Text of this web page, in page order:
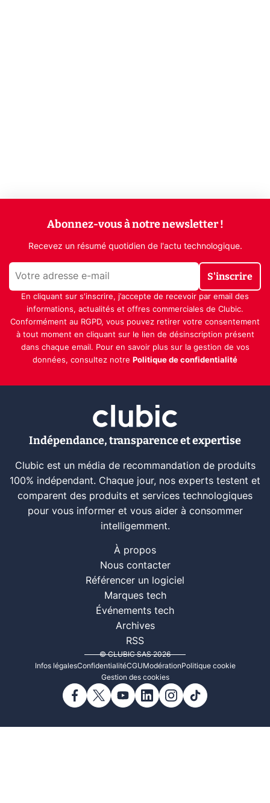
Abonnez-vous à notre newsletter !
Recevez un résumé quotidien de l'actu technologique.
S'inscrire
En cliquant sur s'inscrire, j’accepte de recevoir par email des
informations, actualités et offres commerciales de Clubic.
Conformément au RGPD, vous pouvez retirer votre consentement
à tout moment en cliquant sur le lien de désinscription présent
dans chaque email. Pour en savoir plus sur la gestion de vos
données, consultez notre Politique de confidentialité
Indépendance, transparence et expertise
Clubic est un média de recommandation de produits
100% indépendant. Chaque jour, nos experts testent et
comparent des produits et services technologiques
pour vous informer et vous aider à consommer
intelligemment.
À propos
Nous contacter
Référencer un logiciel
Marques tech
Événements tech
Archives
RSS
© CLUBIC SAS 2026
Infos légalesConfidentialitéCGUModérationPolitique cookie
Gestion des cookies